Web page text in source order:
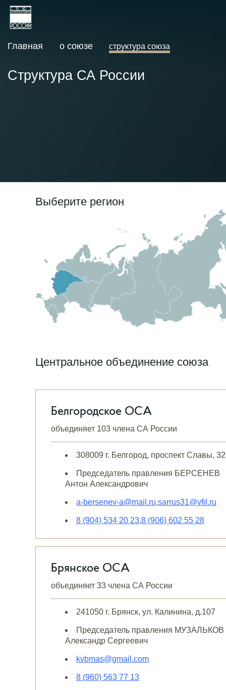
Главная о союзе структура союза
Структура СА России
Выберите регион
Центральное объединение союза
Белгородское ОСА
объединяет 103 члена СА России
308009 г. Белгород, проспект Славы, 32
Председатель правления БЕРСЕНЕВ
Антон Александрович
a-bersenev-a@mail.ru,sarrus31@vfil.ru
8 (904) 534 20 23,8 (906) 602 55 28
Брянское ОСА
объединяет 33 члена СА России
241050 г. Брянск, ул. Калинина, д.107
Председатель правления МУЗАЛЬКОВ
Александр Сергеевич
kvbmas@gmail.com
8 (960) 563 77 13